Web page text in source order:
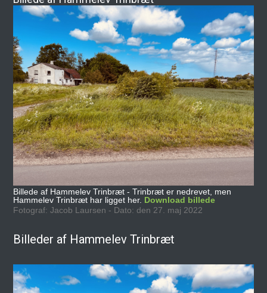
Billede af Hammelev Trinbræt - Trinbræt er nedrevet, men
Hammelev Trinbræt har ligget her. Download billede
Fotograf: Jacob Laursen - Dato: den 27. maj 2022
Billeder af Hammelev Trinbræt